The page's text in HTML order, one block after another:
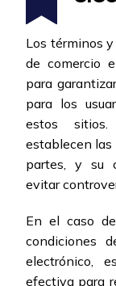
Los términos
de comercio
para
para los
estos
establecen las
partes, y su
evitar
En el caso
condiciones
electrónico,
efectiva para